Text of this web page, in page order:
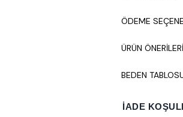
ÖDEME
ÜRÜN ÖNERILERI
BEDEN
İADE